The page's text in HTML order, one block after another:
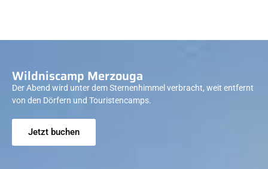
Wildniscamp Merzouga
Der Abend wird unter dem Sternenhimmel verbracht, weit entfernt
von den Dörfern und Touristencamps.
Jetzt buchen